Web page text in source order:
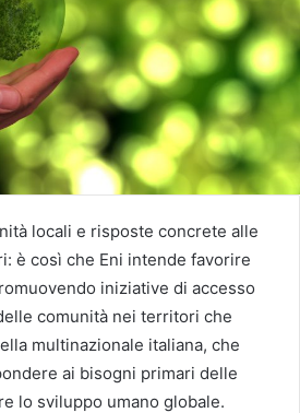
locali e risposte concrete alle
è così che Eni intende favorire
iniziative di accesso
comunità nei territori che
multinazionale italiana, che
ai bisogni primari delle
lo sviluppo umano globale.